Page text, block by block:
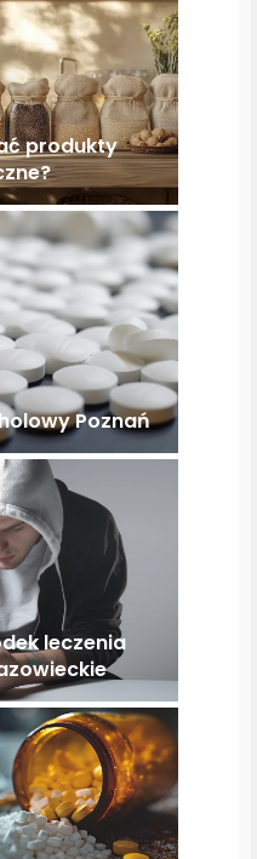
produkty
Poznań
leczenia